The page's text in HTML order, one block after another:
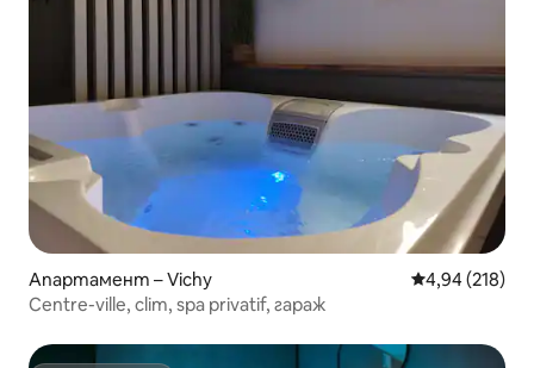
Апартамент – Vichy Средна
4,94 (218)
Centre-ville, clim, spa privatif, гараж